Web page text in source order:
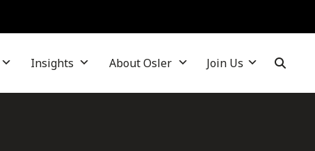
Insights About Osler Join Us